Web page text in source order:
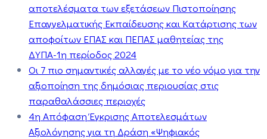
αποτελέσματα των εξετάσεων Πιστοποίησης
Επαγγελματικής Εκπαίδευσης και Κατάρτισης των
αποφοίτων ΕΠΑΣ και ΠΕΠΑΣ μαθητείας της
ΔΥΠΑ-1η περίοδος 2024
Οι 7 πιο σημαντικές αλλαγές με το νέο νόμο για την
αξιοποίηση της δημόσιας περιουσίας στις
παραθαλάσσιες περιοχές
4η Απόφαση Έγκρισης Αποτελεσμάτων
Αξιολόγησης για τη Δράση «Ψηφιακός